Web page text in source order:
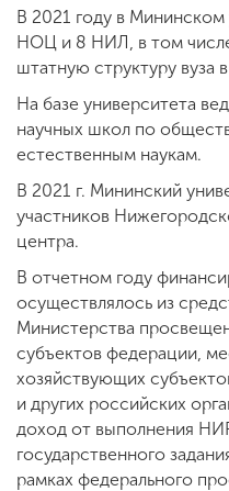
Наука
Международная
деятельность
Другие виды
Студенческая
Сведения об
организации
В 2021 году в Мининском
НОЦ и 8 НИЛ, в том
штатную структуру вуза
На базе университета
научных школ по
естественным наукам.
В 2021 г. Мининский
участников
центра.
В отчетном году
осуществлялось из
Министерства
субъектов федерации,
хозяйствующих
и других российских
доход от выполнения
государственного
рамках федерального